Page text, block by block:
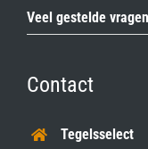
Veel gestelde vragen
Contact
Tegelsselect